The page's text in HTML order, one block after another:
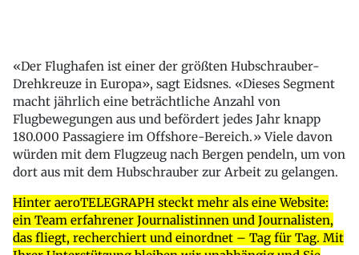
«Der Flughafen ist einer der größten Hubschrauber-
Drehkreuze in Europa», sagt Eidsnes. «Dieses Segment
macht jährlich eine beträchtliche Anzahl von
Flugbewegungen aus und befördert jedes Jahr knapp
180.000 Passagiere im Offshore-Bereich.» Viele davon
würden mit dem Flugzeug nach Bergen pendeln, um von
dort aus mit dem Hubschrauber zur Arbeit zu gelangen.
Hinter aeroTELEGRAPH steckt mehr als eine Website:
ein Team erfahrener Journalistinnen und Journalisten,
das fliegt, recherchiert und einordnet – Tag für Tag. Mit